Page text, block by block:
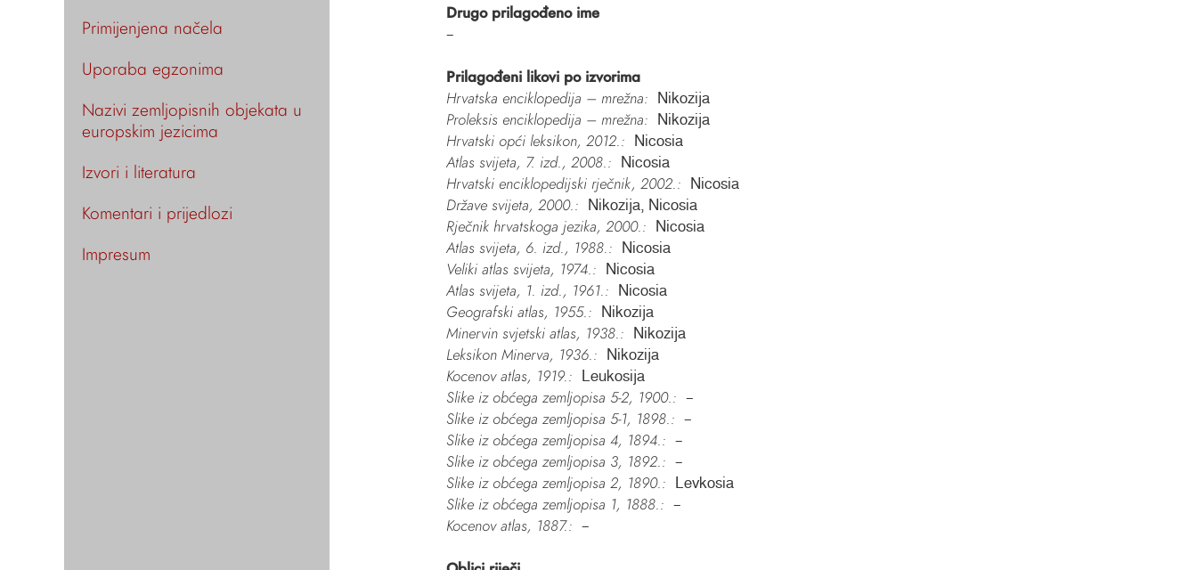
Primijenjena načela
Uporaba egzonima
Nazivi zemljopisnih objekata u
europskim jezicima
Izvori i literatura
Komentari i prijedlozi
Impresum
Drugo prilagođeno ime
–
Prilagođeni likovi po izvorima
Hrvatska enciklopedija – mrežna:
Nikozija
Proleksis enciklopedija – mrežna: Nikozija
Hrvatski opći leksikon, 2012.: Nicosia
Atlas svijeta, 7. izd., 2008.: Nicosia
Hrvatski enciklopedijski rječnik, 2002.: Nicosia
Države svijeta, 2000.: Nikozija, Nicosia
Rječnik hrvatskoga jezika, 2000.: Nicosia
Atlas svijeta, 6. izd., 1988.: Nicosia
Veliki atlas svijeta, 1974.: Nicosia
Atlas svijeta, 1. izd., 1961.: Nicosia
Geografski atlas, 1955.: Nikozija
Minervin svjetski atlas, 1938.: Nikozija
Leksikon Minerva, 1936.: Nikozija
Kocenov atlas, 1919.: Leukosija
Slike iz obćega zemljopisa 5-2, 1900.: –
Slike iz obćega zemljopisa 5-1, 1898.: –
Slike iz obćega zemljopisa 4, 1894.: –
Slike iz obćega zemljopisa 3, 1892.: –
Slike iz obćega zemljopisa 2, 1890.: Levkosia
Slike iz obćega zemljopisa 1, 1888.: –
Kocenov atlas, 1887.: –